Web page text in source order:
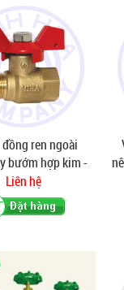
ren ngoài
bướm hợp kim -
PN 121
Liên hệ